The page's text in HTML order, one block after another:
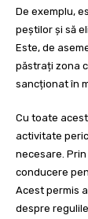
De exemplu,
peștilor și să
Este, de
păstrați zona
sancționat în
Cu toate
activitate
necesare.
conducere
Acest permis
despre